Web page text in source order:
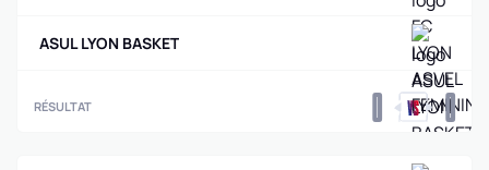
ASUL LYON BASKET
RÉSULTAT 0 0